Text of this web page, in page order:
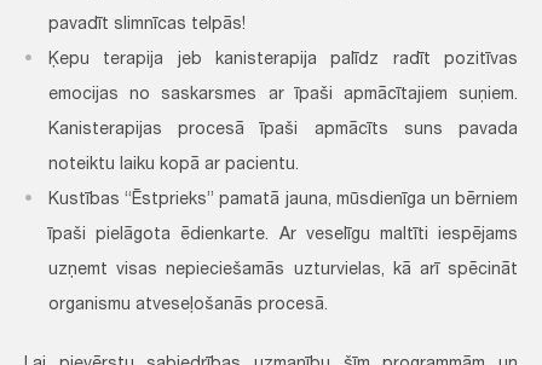
pavadīt slimnīcas telpās!
Ķepu terapija jeb kanisterapija palīdz radīt pozitīvas
emocijas no saskarsmes ar īpaši apmācītajiem suņiem.
Kanisterapijas procesā īpaši apmācīts suns pavada
noteiktu laiku kopā ar pacientu.
Kustības “Ēstprieks” pamatā jauna, mūsdienīga un bērniem
īpaši pielāgota ēdienkarte. Ar veselīgu maltīti iespējams
uzņemt visas nepieciešamās uzturvielas, kā arī spēcināt
organismu atveseļošanās procesā.